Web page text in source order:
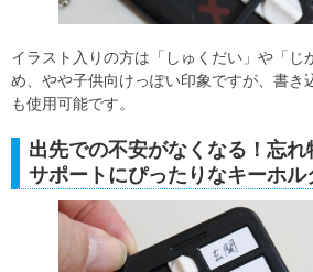
イラスト入りの方は「しゅくだい」や「じ
め、やや子供向けっぽい印象ですが、書き
も使用可能です。
出先での不安がなくなる！忘
サポートにぴったりなキーホル